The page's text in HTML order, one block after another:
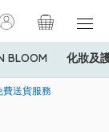
BLOOM 化妝及
簽賬回贈！
送貨服務
於HK$600(折